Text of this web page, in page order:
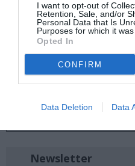
I want to opt-out of
Retention, Sale, and/or
Personal Data that Is
Purposes for which it was
Opted In
CONFIRM
Data Deletion Data
Tags
ΕΝΤΕΧΝΟ - ΛΑΪΚΟ - ΠΑΡΑΔΟΣΙΑΚΗ
ΚΑΛΟΚΑΙΡΙΝΕΣ ΣΥΝΑΥΛΙΕΣ
ΝΙΚΟΣ ΜΑΣΤΟΡΑΚΗΣ
ΦΕΣΤΙΒΑΛ "ΣΤΗ ΣΚΙΑ ΤΩΝ ΒΡΑΧΩΝ"
Newsletter